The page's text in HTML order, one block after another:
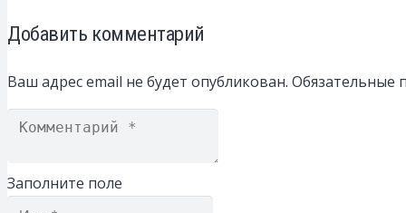
Добавить комментарий
Ваш адрес email не будет опубликован. Обязательные
Заполните поле